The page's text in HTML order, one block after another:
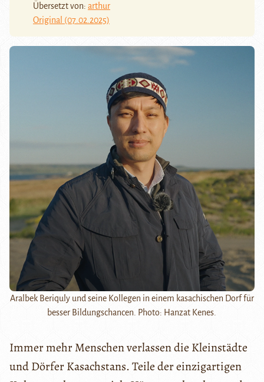
Übersetzt von: arthur
Original (07.02.2025)
Aralbek Beriquly und seine Kollegen in einem kasachischen Dorf für
besser Bildungschancen. Photo: Hanzat Kenes.
Immer mehr Menschen verlassen die Kleinstädte
und Dörfer Kasachstans. Teile der einzigartigen